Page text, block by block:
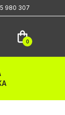
980 307
0